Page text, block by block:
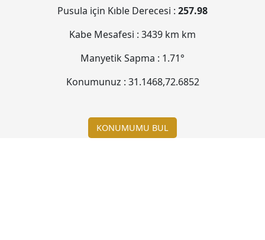
Pusula için Kıble Derecesi : 257.98
Kabe Mesafesi : 3439 km km
Manyetik Sapma : 1.71°
Konumunuz : 31.1468,72.6852
KONUMUMU BUL